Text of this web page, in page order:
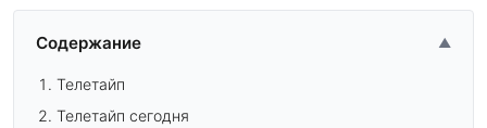
Содержание ▲
Телетайп
Телетайп сегодня